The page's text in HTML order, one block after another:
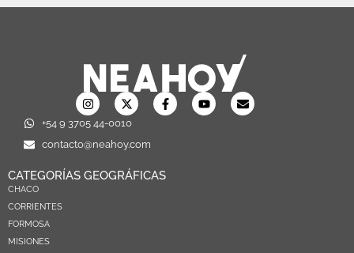
+54 9 3705 44-0010
contacto@neahoy.com
CATEGORÍAS GEOGRÁFICAS
CHACO
CORRIENTES
FORMOSA
MISIONES